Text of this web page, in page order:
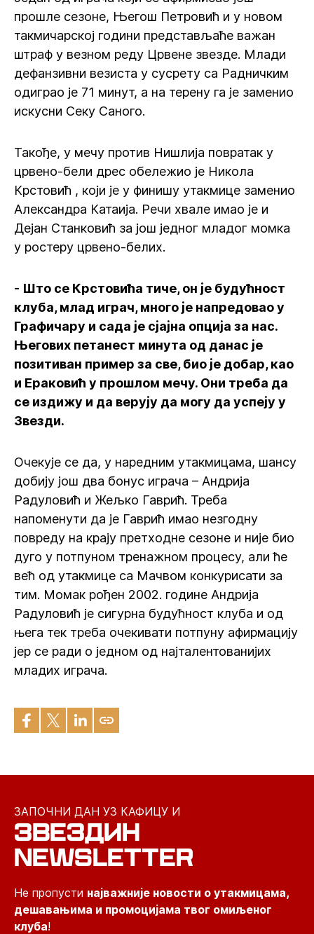
прошле сезоне, Његош Петровић и у новом
такмичарској години представљаће важан
штраф у везном реду Црвене звезде. Млади
дефанзивни везиста у сусрету са Радничким
одиграо је 71 минут, а на терену га је заменио
искусни Секу Саного.
Такође, у мечу против Нишлија повратак у
црвено-бели дрес обележио је Никола
Крстовић , који је у финишу утакмице заменио
Александра Катаија. Речи хвале имао је и
Дејан Станковић за још једног младог момка
у ростеру црвено-белих.
- Што се Крстовића тиче, он је будућност
клуба, млад играч, много је напредовао у
Графичару и сада је сјајна опција за нас.
Његових петанест минута од данас је
позитиван пример за све, био је добар, као
и Ераковић у прошлом мечу. Они треба да
се издижу и да верују да могу да успеју у
Звезди.
Очекује се да, у наредним утакмицама, шансу
добију још два бонус играча – Андрија
Радуловић и Жељко Гаврић. Треба
напоменути да је Гаврић имао незгодну
повреду на крају претходне сезоне и није био
дуго у потпуном тренажном процесу, али ће
већ од утакмице са Мачвом конкурисати за
тим. Момак рођен 2002. године Андрија
Радуловић је сигурна будућност клуба и од
њега тек треба очекивати потпуну афирмацију
јер се ради о једном од најталентованијих
младих играча.
ЗАПОЧНИ ДАН УЗ КАФИЦУ И
ЗВЕЗДИН
NEWSLETTER
Не пропусти најважније новости о утакмицама,
дешавањима и промоцијама твог омиљеног
клуба!